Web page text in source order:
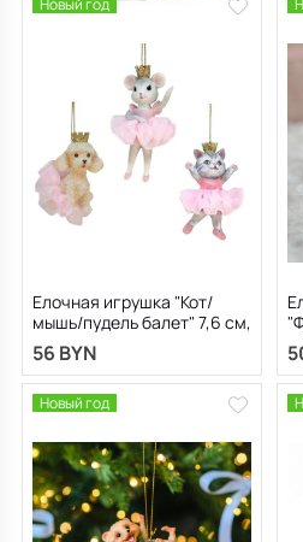
Новый год
Елочная игрушка "Кот/
мышь/пудель балет" 7,6 см,
в ассортименте
56 BYN
Новый год